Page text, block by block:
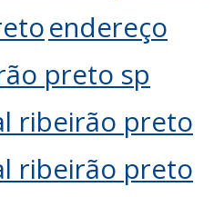
endereço
preto sp
ribeirão preto
ribeirão preto